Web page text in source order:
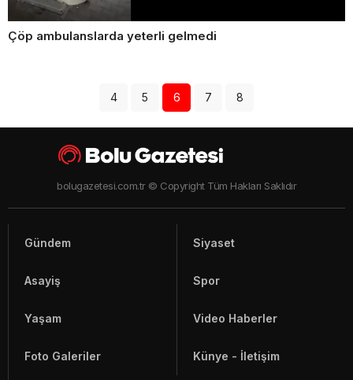
Çöp ambulanslarda yeterli gelmedi
4 5 6 7 8
bolugazetesi.com.tr © Copyright Tüm Hakları Saklıdır
Gündem Siyaset
Asayiş Spor
Yaşam Video Haberler
Foto Galeriler Künye - İletişim